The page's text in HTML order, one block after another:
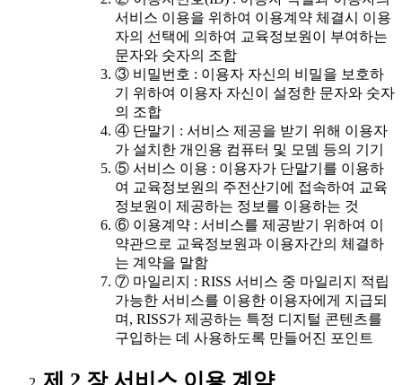
서비스 이용을 위하여 이용계약 체결시 이용
자의 선택에 의하여 교육정보원이 부여하는
문자와 숫자의 조합
③ 비밀번호 : 이용자 자신의 비밀을 보호하
기 위하여 이용자 자신이 설정한 문자와 숫자
의 조합
④ 단말기 : 서비스 제공을 받기 위해 이용자
가 설치한 개인용 컴퓨터 및 모뎀 등의 기기
⑤ 서비스 이용 : 이용자가 단말기를 이용하
여 교육정보원의 주전산기에 접속하여 교육
정보원이 제공하는 정보를 이용하는 것
⑥ 이용계약 : 서비스를 제공받기 위하여 이
약관으로 교육정보원과 이용자간의 체결하
는 계약을 말함
⑦ 마일리지 : RISS 서비스 중 마일리지 적립
가능한 서비스를 이용한 이용자에게 지급되
며, RISS가 제공하는 특정 디지털 콘텐츠를
구입하는 데 사용하도록 만들어진 포인트